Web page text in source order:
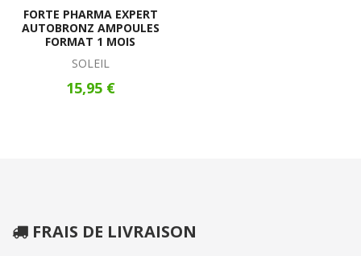
FORTE PHARMA EXPERT
AUTOBRONZ AMPOULES
FORMAT 1 MOIS
SOLEIL
15,95 €
FRAIS DE LIVRAISON